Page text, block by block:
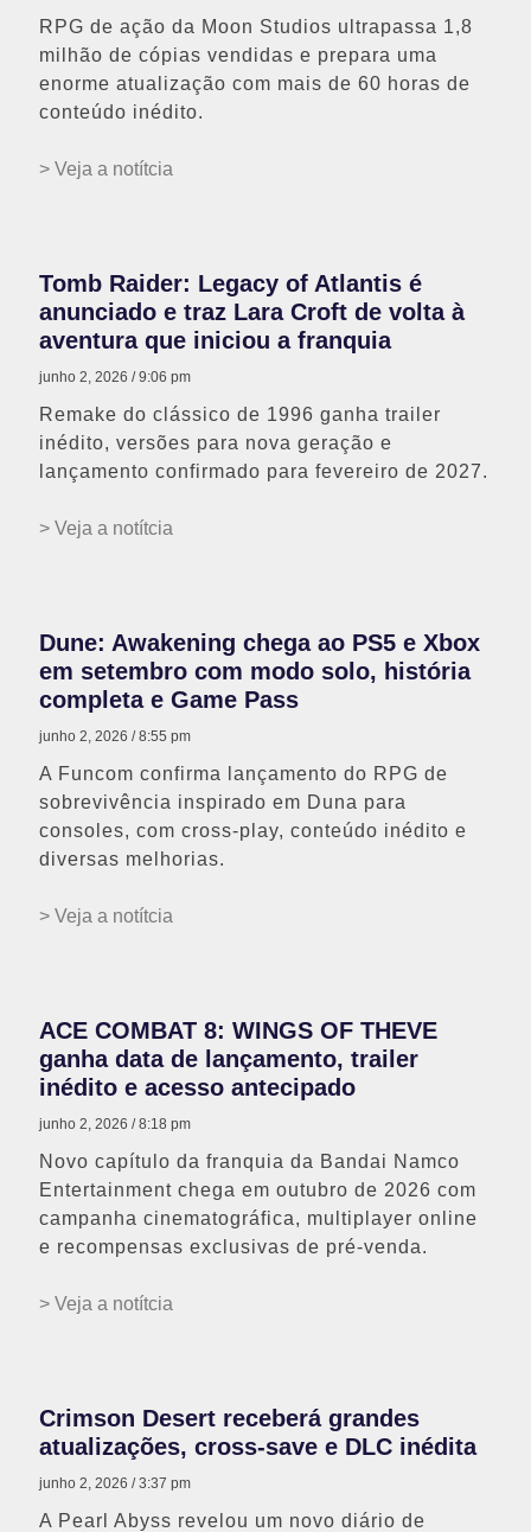
RPG de ação da Moon Studios ultrapassa 1,8
milhão de cópias vendidas e prepara uma
enorme atualização com mais de 60 horas de
conteúdo inédito.
> Veja a notítcia
Tomb Raider: Legacy of Atlantis é
anunciado e traz Lara Croft de volta à
aventura que iniciou a franquia
junho 2, 2026 9:06 pm
Remake do clássico de 1996 ganha trailer
inédito, versões para nova geração e
lançamento confirmado para fevereiro de 2027.
> Veja a notítcia
Dune: Awakening chega ao PS5 e Xbox
em setembro com modo solo, história
completa e Game Pass
junho 2, 2026 8:55 pm
A Funcom confirma lançamento do RPG de
sobrevivência inspirado em Duna para
consoles, com cross-play, conteúdo inédito e
diversas melhorias.
> Veja a notítcia
ACE COMBAT 8: WINGS OF THEVE
ganha data de lançamento, trailer
inédito e acesso antecipado
junho 2, 2026 8:18 pm
Novo capítulo da franquia da Bandai Namco
Entertainment chega em outubro de 2026 com
campanha cinematográfica, multiplayer online
e recompensas exclusivas de pré-venda.
> Veja a notítcia
Crimson Desert receberá grandes
atualizações, cross-save e DLC inédita
junho 2, 2026 3:37 pm
A Pearl Abyss revelou um novo diário de